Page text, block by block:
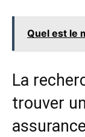
Quel est le
La
trouver
as